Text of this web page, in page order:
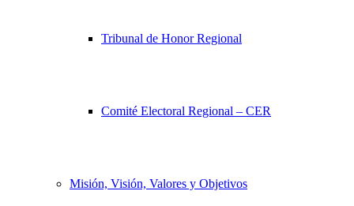
Tribunal de Honor Regional
Comité Electoral Regional – CER
Misión, Visión, Valores y Objetivos